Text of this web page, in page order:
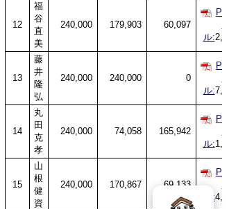
12
福
谷
直
美
240,000 179,903 60,097
ル:
13
藤
井
隆
弘
240,000 240,000 0
ル:
14
丸
田
克
孝
240,000 74,058 165,942
ル:
15
山
根
健
資
240,000 170,867 69,133
ル: